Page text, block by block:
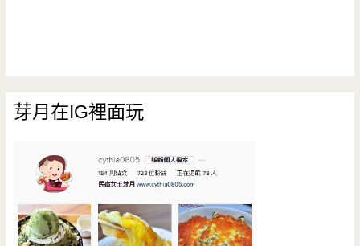
芽月在IG裡面玩